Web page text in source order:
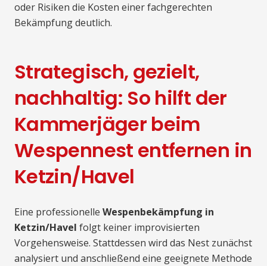
oder Risiken die Kosten einer fachgerechten
Bekämpfung deutlich.
Strategisch, gezielt,
nachhaltig: So hilft der
Kammerjäger beim
Wespennest entfernen in
Ketzin/Havel
Eine professionelle Wespenbekämpfung in
Ketzin/Havel folgt keiner improvisierten
Vorgehensweise. Stattdessen wird das Nest zunächst
analysiert und anschließend eine geeignete Methode